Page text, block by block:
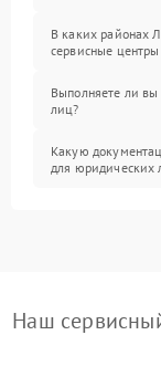
В каких районах
сервисные центры
Выполняете ли
лиц?
Какую
для юридических
Наш